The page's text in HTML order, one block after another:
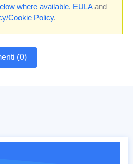
where available. EULAand
Cookie Policy.
(0)